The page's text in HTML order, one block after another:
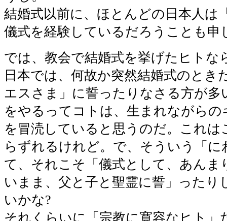
結婚式以前に、ほとんどの日本人は
儀式を経験しているだろうことも申
では、教会で結婚式を挙げたヒトな
日本では、何故か突然結婚式のとき
エスさま」に誓ったりなさる方が多
をやるってコトは、生まれながらの
を冒涜していると思うのだ。これは
らずれるけれど。で、そういう「に
て、それこそ「儀式として、あんま
いまま、父と子と聖霊に誓」ったり
いかな?
それくらいに「宗教に寛容なヒト」